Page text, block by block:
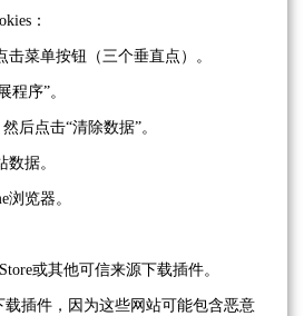
：
击菜单按钮（三个垂直点）。
程序”。
后点击“清除数据”。
数据。
浏览器。
或其他可信来源下载插件。
插件，因为这些网站可能包含恶意